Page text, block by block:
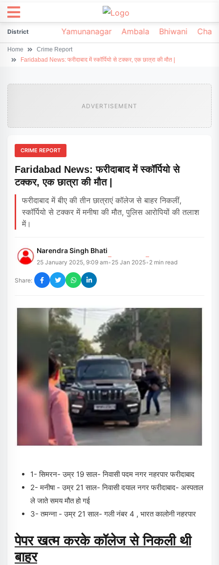
DistrictSonipat Yamunanagar Ambala Bhiwani
Home
Crime Report
Faridabad News: फरीदाबाद में स्कॉर्पियो से टक्कर, एक छात्रा की मौत |
ADVERTISEMENT
CRIME REPORT
Faridabad News: फरीदाबाद में स्कॉर्पियो से
टक्कर, एक छात्रा की मौत |
फरीदाबाद में बीए की तीन छात्राएं कॉलेज से बाहर निकलीं,
स्कॉर्पियो से टक्कर में मनीषा की मौत, पुलिस आरोपियों की तलाश
में।
Narendra Singh Bhati
25 January 2025, 9:09 am• 25 Jan 2025• 2 min read
Share:
1- सिमरन- उम्र 19 साल- निवासी पदम नगर नहरपार फरीदाबाद
2- मनीषा - उम्र 21 साल- निवासी दयाल नगर फरीदाबाद- अस्पताल
ले जाते समय मौत हो गई
3- तमन्ना - उम्र 21 साल- गली नंबर 4 , भारत कालोनी नहरपार
पेपर खत्म करके कॉलेज से निकली थी
बाहर